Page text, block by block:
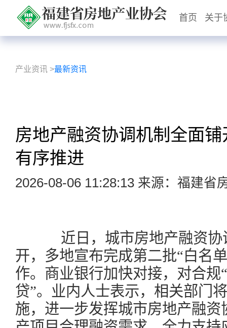
首页 关于
产业资讯 >最新资讯
房地产融资协调机制全面铺
有序推进
2026-08-06 11:28:13 来源：福建省
近日，城市房地产融资协
开，多地宣布完成第二批“白名
作。商业银行加快对接，对合规
贷”。业内人士表示，相关部门
施，进一步发挥城市房地产融